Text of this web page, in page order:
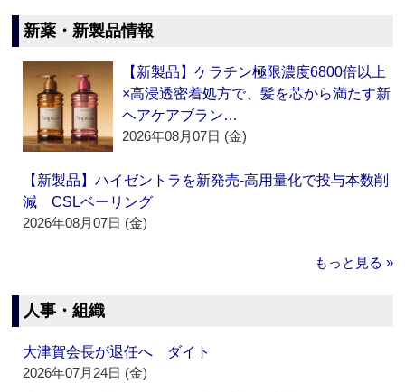
新薬・新製品情報
【新製品】ケラチン極限濃度6800倍以上
×高浸透密着処方で、髪を芯から満たす新
ヘアケアブラン…
2026年08月07日 (金)
【新製品】ハイゼントラを新発売‐高用量化で投与本数削
減 CSLベーリング
2026年08月07日 (金)
もっと見る »
人事・組織
大津賀会長が退任へ ダイト
2026年07月24日 (金)